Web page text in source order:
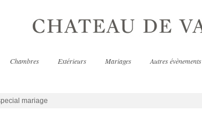
Chambres Extérieurs Mariages Autres évènements
mariage